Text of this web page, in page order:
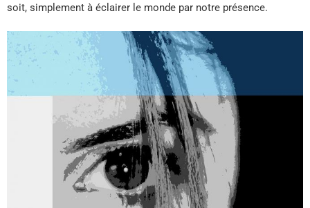
soit, simplement à éclairer le monde par notre présence.